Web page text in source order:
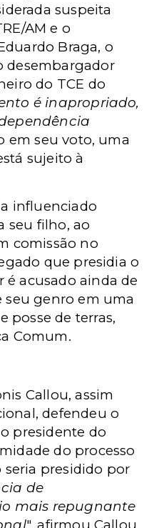
suspeita
AM e o
Braga, o
desembargador
do TCE do
é inapropriado,
em seu voto, uma
sujeito à
influenciado
seu filho, ao
comissão no
que presidia o
é acusado ainda de
seu genro em uma
posse de terras,
Comum.
Callou, assim
defendeu o
presidente do
do processo
seria presidido por
de
mais repugnante